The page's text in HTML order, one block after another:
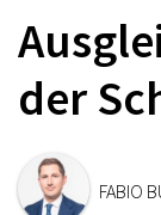
der
FABIO